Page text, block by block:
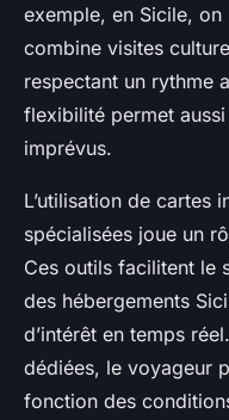
exemple, en Sicile,
combine visites
respectant un rythme
flexibilité permet aussi
imprévus.
L’utilisation de cartes
spécialisées joue un
Ces outils facilitent le
des hébergements
d’intérêt en temps
dédiées, le voyageur
fonction des